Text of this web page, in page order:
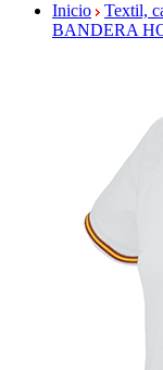
Inicio Textil,
BANDERA